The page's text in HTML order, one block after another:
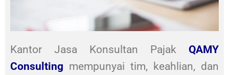
Kantor Jasa Konsultan Pajak QAMY
Consulting mempunyai tim, keahlian, dan